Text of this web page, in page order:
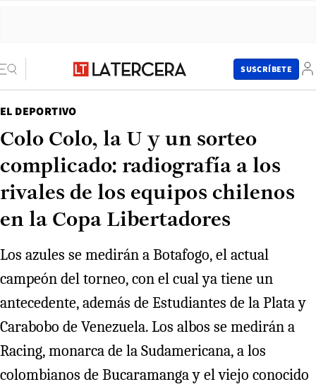
SUSCRÍBETE
EL DEPORTIVO
Colo Colo, la U y un sorteo
complicado: radiografía a los
rivales de los equipos chilenos
en la Copa Libertadores
Los azules se medirán a Botafogo, el actual
campeón del torneo, con el cual ya tiene un
antecedente, además de Estudiantes de la Plata y
Carabobo de Venezuela. Los albos se medirán a
Racing, monarca de la Sudamericana, a los
colombianos de Bucaramanga y el viejo conocido